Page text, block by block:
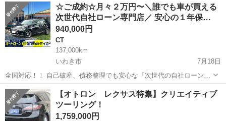
査基準で中古車や未使用から新車を分割払いで購入できます。 ☑️年間
１万件以上の...
☆ご成約☆月々２万円〜＼誰でも車が買える
次世代自社ローン専門店／ 安心の１年保…
940,000円
CT
137,000km
いわき市
7月18日
全国対応！！ 自己破産、債務整理でも安心な『次世代の自社ローン』
自動車ローン審査が不安な方も、カーメル独自の審査基準で中古車や
未使用から新車を分割払いで購入できます。 ☑️年間１万件以上の申込
実績がある優...
福島 いわき市 車両
【オトロン レクサス特集】クリエイティブ
ツーリング！
1,759,000円